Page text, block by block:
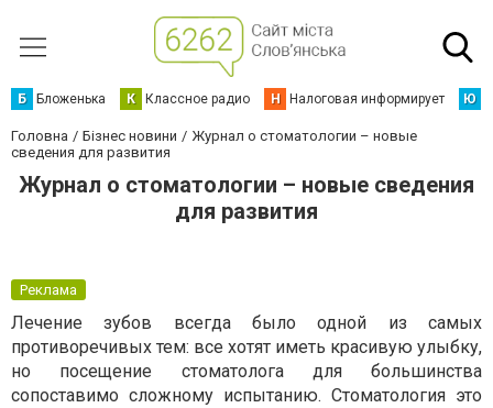
Б Бложенька К Классное радио Н Налоговая информирует Ю
Головна Бізнес новини
Журнал о стоматологии – новые
сведения для развития
Журнал о стоматологии – новые сведения
для развития
Реклама
Лечение зубов всегда было одной из самых
противоречивых тем: все хотят иметь красивую улыбку,
но посещение стоматолога для большинства
сопоставимо сложному испытанию. Стоматология это